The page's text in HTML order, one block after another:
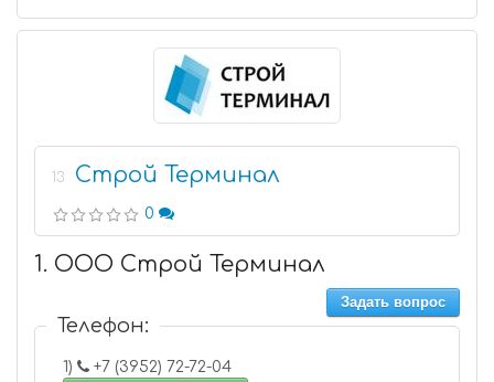
13 Строй Терминал
0
1. ООО Строй Терминал
Задать вопрос
Телефон:
1)
+7 (3952) 72-72-04